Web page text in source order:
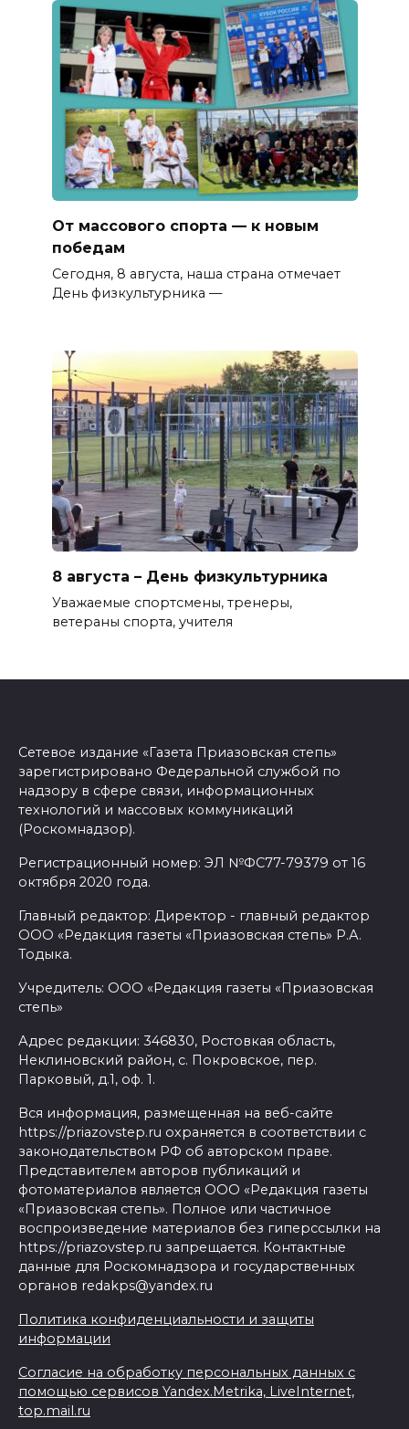
От массового спорта — к новым
победам
Сегодня, 8 августа, наша страна отмечает
День физкультурника —
8 августа – День физкультурника
Уважаемые спортсмены, тренеры,
ветераны спорта, учителя
Сетевое издание «Газета Приазовская степь»
зарегистрировано Федеральной службой по
надзору в сфере связи, информационных
технологий и массовых коммуникаций
(Роскомнадзор).
Регистрационный номер: ЭЛ №ФС77-79379 от 16
октября 2020 года.
Главный редактор: Директор - главный редактор
ООО «Редакция газеты «Приазовская степь» Р.А.
Тодыка.
Учредитель: ООО «Редакция газеты «Приазовская
степь»
Адрес редакции: 346830, Ростовкая область,
Неклиновский район, с. Покровское, пер.
Парковый, д.1, оф. 1.
Вся информация, размещенная на веб-сайте
https://priazovstep.ru охраняется в соответствии с
законодательством РФ об авторском праве.
Представителем авторов публикаций и
фотоматериалов является ООО «Редакция газеты
«Приазовская степь». Полное или частичное
воспроизведение материалов без гиперссылки на
https://priazovstep.ru запрещается. Контактные
данные для Роскомнадзора и государственных
органов redakps@yandex.ru
Политика конфиденциальности и защиты
информации
Согласие на обработку персональных данных с
помощью сервисов Yandex.Metrika, LiveInternet,
top.mail.ru